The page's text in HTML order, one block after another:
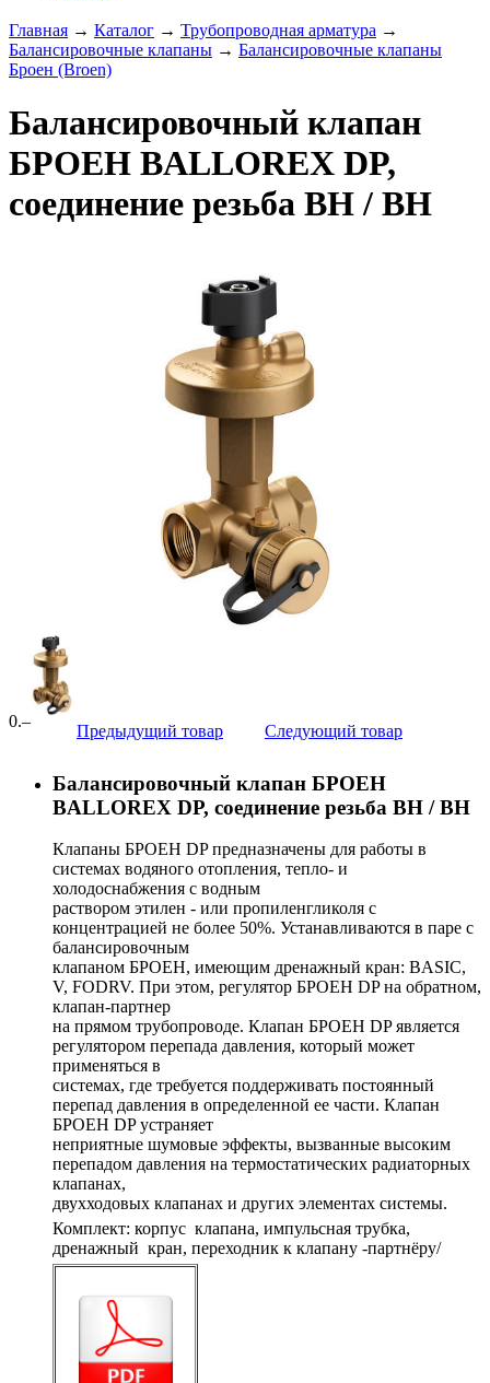
Главная → Каталог → Трубопроводная арматура →
Балансировочные клапаны → Балансировочные клапаны
Броен (Broen)
Балансировочный клапан
БРОЕН BALLOREX DP,
соединение резьба ВН / ВН
Предыдущий товар Следующий товар
0.–
Балансировочный клапан БРОЕН
BALLOREX DP, соединение резьба ВН / ВН
Клапаны БРОЕН DP предназначены для работы в
системах водяного отопления, тепло- и
холодоснабжения с водным
раствором этилен - или пропиленгликоля с
концентрацией не более 50%. Устанавливаются в паре с
балансировочным
клапаном БРОЕН, имеющим дренажный кран: BASIC,
V, FODRV. При этом, регулятор БРОЕН DP на обратном,
клапан-партнер
на прямом трубопроводе. Клапан БРОЕН DP является
регулятором перепада давления, который может
применяться в
системах, где требуется поддерживать постоянный
перепад давления в определенной ее части. Клапан
БРОЕН DP устраняет
неприятные шумовые эффекты, вызванные высоким
перепадом давления на термостатических радиаторных
клапанах,
двухходовых клапанах и других элементах системы.
Комплект: корпус клапана, импульсная трубка,
дренажный кран, переходник к клапану -партнёру/